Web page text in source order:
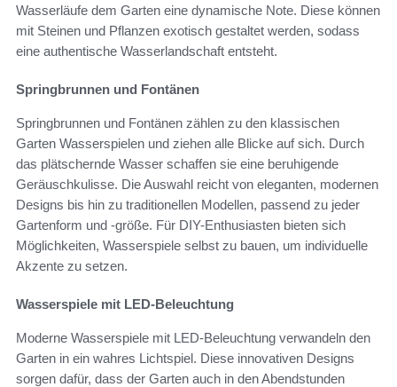
Wasserläufe dem Garten eine dynamische Note. Diese können
mit Steinen und Pflanzen exotisch gestaltet werden, sodass
eine authentische Wasserlandschaft entsteht.
Springbrunnen und Fontänen
Springbrunnen und Fontänen zählen zu den klassischen
Garten Wasserspielen und ziehen alle Blicke auf sich. Durch
das plätschernde Wasser schaffen sie eine beruhigende
Geräuschkulisse. Die Auswahl reicht von eleganten, modernen
Designs bis hin zu traditionellen Modellen, passend zu jeder
Gartenform und -größe. Für DIY-Enthusiasten bieten sich
Möglichkeiten, Wasserspiele selbst zu bauen, um individuelle
Akzente zu setzen.
Wasserspiele mit LED-Beleuchtung
Moderne Wasserspiele mit LED-Beleuchtung verwandeln den
Garten in ein wahres Lichtspiel. Diese innovativen Designs
sorgen dafür, dass der Garten auch in den Abendstunden